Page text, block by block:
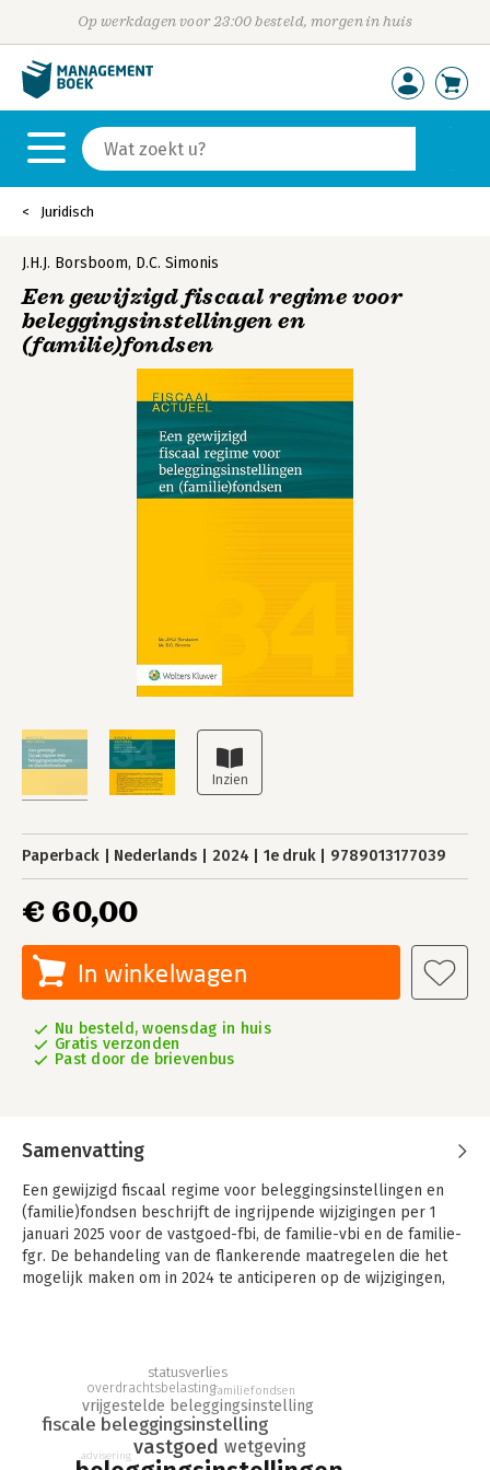
Op werkdagen voor 23:00 besteld, morgen in huis
Juridisch
J.H.J. Borsboom, D.C. Simonis
Een gewijzigd fiscaal regime voor
beleggingsinstellingen en
(familie)fondsen
Paperback Nederlands 2024 1e druk 9789013177039
€ 60,00
In winkelwagen
Nu besteld, woensdag in huis
Gratis verzonden
Past door de brievenbus
Samenvatting
Een gewijzigd fiscaal regime voor beleggingsinstellingen en
(familie)fondsen beschrijft de ingrijpende wijzigingen per 1
januari 2025 voor de vastgoed-fbi, de familie-vbi en de familie-
fgr. De behandeling van de flankerende maatregelen die het
mogelijk maken om in 2024 te anticiperen op de wijzigingen,
januari 2025 voor de vastgoed-fbi, de familie-vbi en de familie-
fgr, zowel voor de instelling als voor de deelnemers,
beschreven. De flankerende maatregelen die het mogelijk
maken om in 2024 te anticiperen op de wijzigingen worden
vastgoed
fiscale beleggingsinstelling
wetgeving
vrijgestelde beleggingsinstelling
overdrachtsbelasting
statusverlies
familiefondsen
advisering